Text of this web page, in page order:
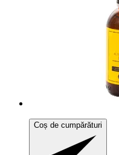
Coș de cumpărături